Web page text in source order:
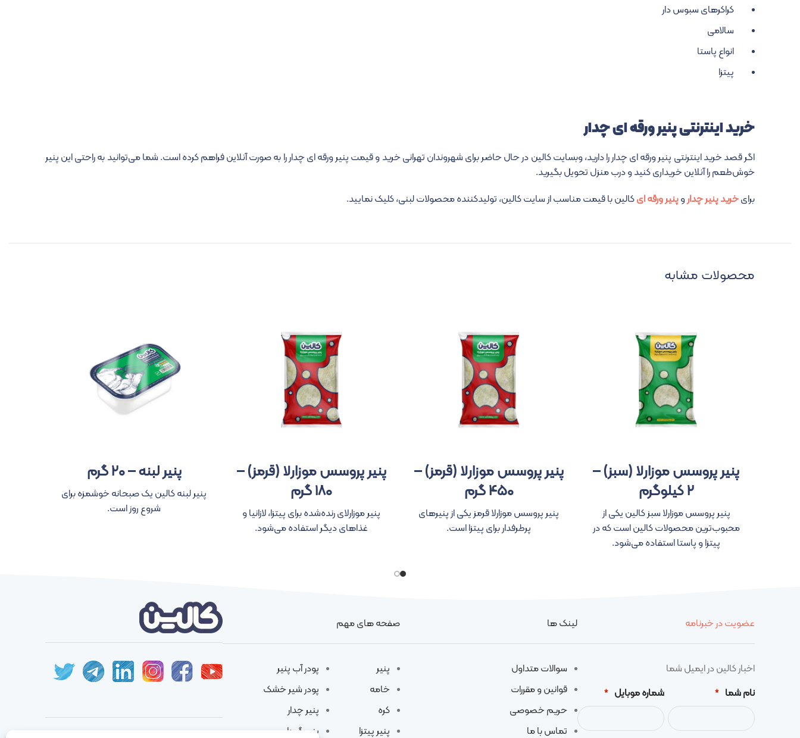
کراکرهای سبوس دار
سالامی
انواع پاستا
پیتزا
خرید اینترنتی پنیر ورقه ای چدار
اگر قصد خرید اینترنتی پنیر ورقه ای چدار را دارید، وبسایت کالین در حال حاضر برای شهروندان تهرانی خرید و قیمت پنیر ورقه ای چدار را به صورت آنلاین فراهم کرده است. شما می‌توانید به راحتی این پنیر
خوش‌طعم را آنلاین خریداری کنید و درب منزل تحویل بگیرید.
برایخرید پنیر چداروپنیر ورقه ایکالین با قیمت مناسب از سایت کالین، تولیدکننده محصولات لبنی، کلیک نمایید.
محصولات مشابه
پنیر پروسس موزارلا (سبز) –
۲ کیلوگرم
پنیر پروسس موزارلا سبز کالین یکی از
محبوب‌ترین محصولات کالین است که در
پیتزا و پاستا استفاده می‌شود.
پنیر پروسس موزارلا (قرمز) –
۴۵۰ گرم
پنیر پروسس موزارلا قرمز یکی از پنیرهای
پرطرفدار برای پیتزا است.
پنیر پروسس موزارلا (قرمز) –
۱۸۰ گرم
پنیر موزارلای رنده‌شده برای پیتزا، لازانیا و
غذاهای دیگر استفاده می‌شود.
پنیر لبنه – ۲۰ گرم
پنیر لبنه کالین یک صبحانه خوشمزه برای
شروع روز است.
عضویت در خبرنامه
اخبار کالین در ایمیل شما
نام شما
* شماره موبایل *
لینک ها
سوالات متداول
قوانین و مقررات
حریم خصوصی
تماس با ما
صفحه های مهم
پنیر
خامه
کره
پنیر پیتزا
پودر آب پنیر
پودر شیر خشک
پنیر چدار
پنیر گودا